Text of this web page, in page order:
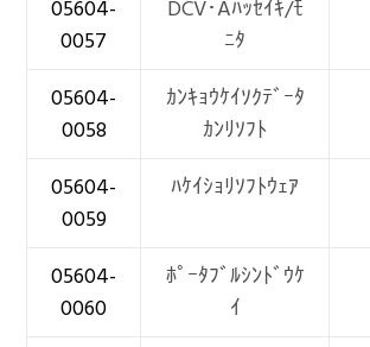
05604-
0057
DCV･Aﾊｯｾｲｷ/ﾓ
ﾆﾀ
05604-
0058
ｶﾝｷｮｳｹｲｿｸﾃﾞｰﾀ
ｶﾝﾘｿﾌﾄ
05604-
0059
ﾊｹｲｼｮﾘｿﾌﾄｳｪｱ
05604-
0060
ﾎﾟｰﾀﾌﾞﾙｼﾝﾄﾞｳｹ
ｲ